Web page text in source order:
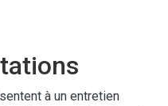
à un entretien